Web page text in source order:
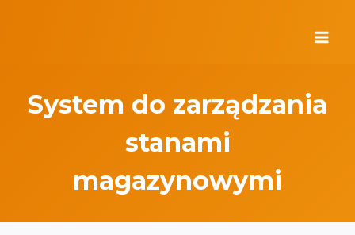
System do zarządzania
stanami
magazynowymi